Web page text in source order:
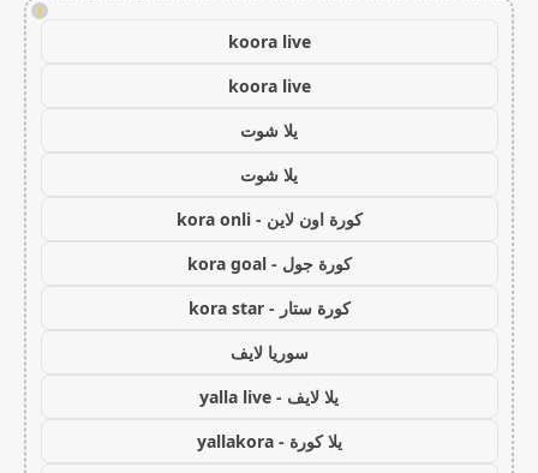
!
koora live
koora live
يلا شوت
يلا شوت
كورة اون لاين - kora onli
كورة جول - kora goal
كورة ستار - kora star
سوريا لايف
يلا لايف - yalla live
يلا كورة - yallakora